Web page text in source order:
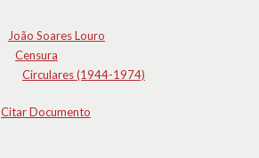
João Soares Louro
Censura
Circulares (1944-1974)
Citar Documento